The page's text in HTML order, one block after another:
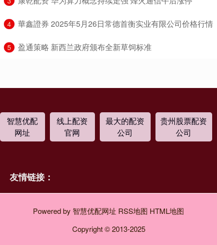
4 ​華鑫證券 2025年5月26日常德首衡实业有限公司价格行情
5 ​盈通策略 新西兰政府颁布全新草饲标准
智慧优配
网址
线上配资
官网
最大的配资
公司
贵州股票配资
公司
友情链接：
Powered by 智慧优配网址 RSS地图 HTML地图
Copyright© 2013-2025